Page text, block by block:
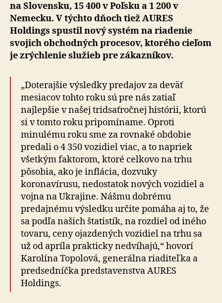
na Slovensku, 15 400 v Poľsku a 1 200 v
Nemecku. V týchto dňoch tiež AURES
Holdings spustil nový systém na riadenie
svojich obchodných procesov, ktorého cieľom
je zrýchlenie služieb pre zákazníkov.
„Doterajšie výsledky predajov za deväť
mesiacov tohto roku sú pre nás zatiaľ
najlepšie v našej tridsaťročnej histórii, ktorú
si v tomto roku pripomíname. Oproti
minulému roku sme za rovnaké obdobie
predali o 4 350 vozidiel viac, a to napriek
všetkým faktorom, ktoré celkovo na trhu
pôsobia, ako je inflácia, dozvuky
koronavírusu, nedostatok nových vozidiel a
vojna na Ukrajine. Nášmu dobrému
predajnému výsledku určite pomáha aj to, že
sa podľa našich štatistík, na rozdiel od iného
tovaru, ceny ojazdených vozidiel na trhu sa
už od apríla prakticky nedvíhajú,“ hovorí
Karolína Topolová, generálna riaditeľka a
predsedníčka predstavenstva AURES
Holdings.